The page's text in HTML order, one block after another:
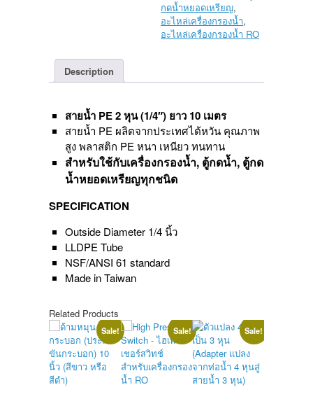
น้ำ
ยาว
10
กดน้ำหยอดเหรียญ,
อะไหล่เครื่องกรองน้ำ,
อะไหล่เครื่องกรองน้ำ RO
Description
สายน้ำ PE 2 หุน (1/4″) ยาว 10 เมตร
สายน้ำ PE ผลิตจากประเทศไต้หวัน คุณภาพ
สูง พลาสติก PE หนา เหนียว ทนทาน
สำหรับใช้กับเครื่องกรองน้ำ, ตู้กดน้ำ, ตู้กด
น้ำหยอดเหรียญทุกชนิด
SPECIFICATION
Outside Diameter 1/4 นิ้ว
LLDPE Tube
NSF/ANSI 61 standard
Made in Taiwan
Related Products
Sale! Sale! Sale!